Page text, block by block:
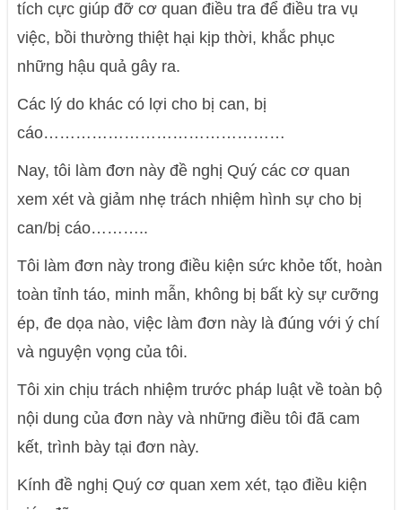
tích cực giúp đỡ cơ quan điều tra để điều tra vụ
việc, bồi thường thiệt hại kịp thời, khắc phục
những hậu quả gây ra.
Các lý do khác có lợi cho bị can, bị
cáo………………………………………
Nay, tôi làm đơn này đề nghị Quý các cơ quan
xem xét và giảm nhẹ trách nhiệm hình sự cho bị
can/bị cáo………..
Tôi làm đơn này trong điều kiện sức khỏe tốt, hoàn
toàn tỉnh táo, minh mẫn, không bị bất kỳ sự cưỡng
ép, đe dọa nào, việc làm đơn này là đúng với ý chí
và nguyện vọng của tôi.
Tôi xin chịu trách nhiệm trước pháp luật về toàn bộ
nội dung của đơn này và những điều tôi đã cam
kết, trình bày tại đơn này.
Kính đề nghị Quý cơ quan xem xét, tạo điều kiện